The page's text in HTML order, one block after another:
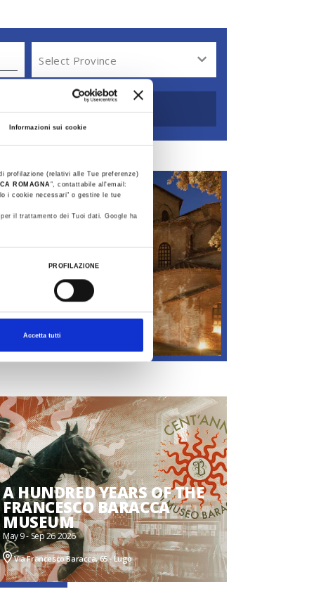
Informazioni sui cookie
profilazione (relativi alle Tue preferenze)
ROMAGNA ”, contattabile all'email:
i cookie necessari" o gestire le tue
il trattamento dei Tuoi dati. Google ha
PROFILAZIONE
Accetta tutti
Select Province
SEARCH
MOSAICO DI NOTTE
Jul 2 - Sep 6, 2026
Piazza San Francesco, 7 - Ravenna
A HUNDRED YEARS OF THE
FRANCESCO BARACCA
MUSEUM
May 9 - Sep 26 2026
Via Francesco Baracca, 65 - Lugo